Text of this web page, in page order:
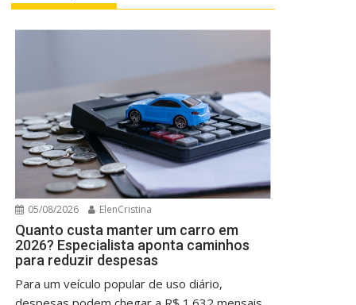
05/08/2026 ElenCristina
Quanto custa manter um carro em
2026? Especialista aponta caminhos
para reduzir despesas
Para um veículo popular de uso diário,